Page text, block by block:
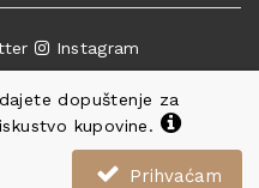
dopuštenje za
kupovine.
Prihvaćam
Instagram